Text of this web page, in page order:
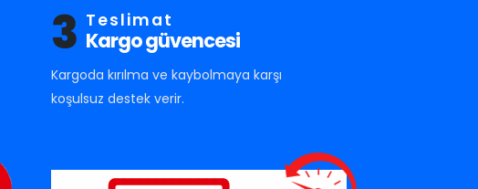
3 Teslimat
Kargo güvencesi
Kargoda kırılma ve kaybolmaya karşı
koşulsuz destek verir.